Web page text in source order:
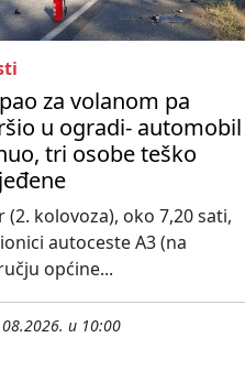
za volanom pa
u ogradi- automobil
tri osobe teško
(2. kolovoza), oko 7,20 sati,
autoceste A3 (na
općine...
u 10:00